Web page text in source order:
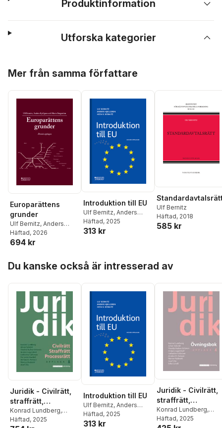
Produktinformation
Utforska kategorier
Mer från samma författare
Europarättens
grunder
Ulf Bernitz, Anders
Kjellgren,Maria
Bergström
Häftad, 2026
694 kr
Introduktion till EU
Ulf Bernitz, Anders
Kjellgren,Hedvig
Bernitz
Häftad, 2025
313 kr
Ulf Bernitz
Häftad, 2018
585 kr
Du kanske också är intresserad av
Juridik - Civilrätt,
straffrätt,
processrätt,
upplaga 8
Konrad Lundberg,
Johan Schüldt
Häftad, 2025
Introduktion till EU
Ulf Bernitz, Anders
Kjellgren,Hedvig
Bernitz
Häftad, 2025
313 kr
Juridik - Civilrätt,
straffrätt,
processrätt
(Övn.bok) upp.4
Konrad Lundberg,
Johan Schüldt
Häftad, 2025